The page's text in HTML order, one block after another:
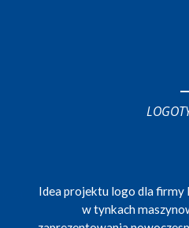
Idea projektu logo dla firmy
w tynkach